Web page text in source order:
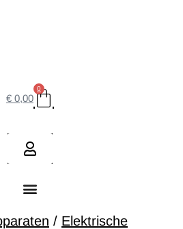
€ 0,00
0
/ Elektrische